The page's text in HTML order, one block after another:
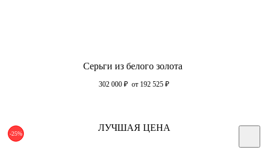
Серьги из белого золота
302 000 ₽ от 192 525 ₽
-25%
ЛУЧШАЯ ЦЕНА